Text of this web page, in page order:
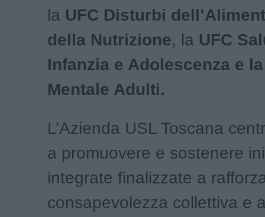
la UFC Disturbi
della Nutrizione, la UFC
Infanzia e Adolescenza e
Mentale Adulti.
L’Azienda USL Toscana
a promuovere e sostenere
integrate finalizzate a
consapevolezza collettiva e